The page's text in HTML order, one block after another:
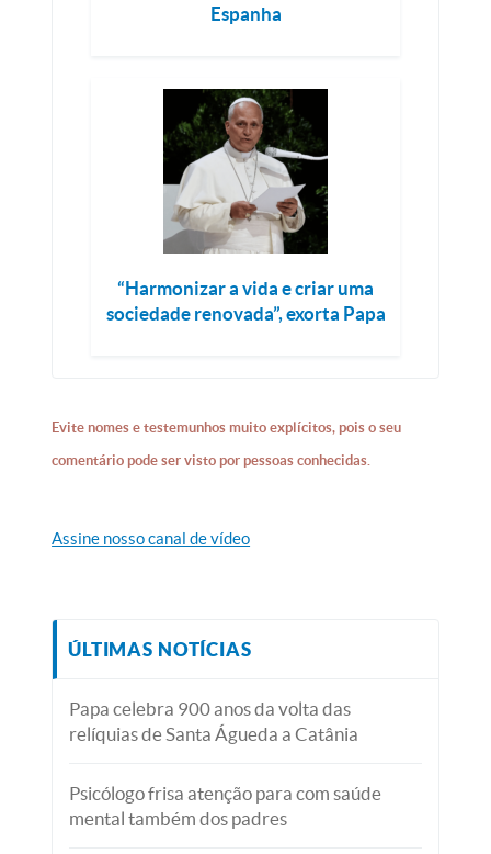
Espanha
“Harmonizar a vida e criar uma
sociedade renovada”, exorta Papa
Evite nomes e testemunhos muito explícitos, pois o seu
comentário pode ser visto por pessoas conhecidas.
Assine nosso canal de vídeo
ÚLTIMAS NOTÍCIAS
Papa celebra 900 anos da volta das
relíquias de Santa Águeda a Catânia
Psicólogo frisa atenção para com saúde
mental também dos padres